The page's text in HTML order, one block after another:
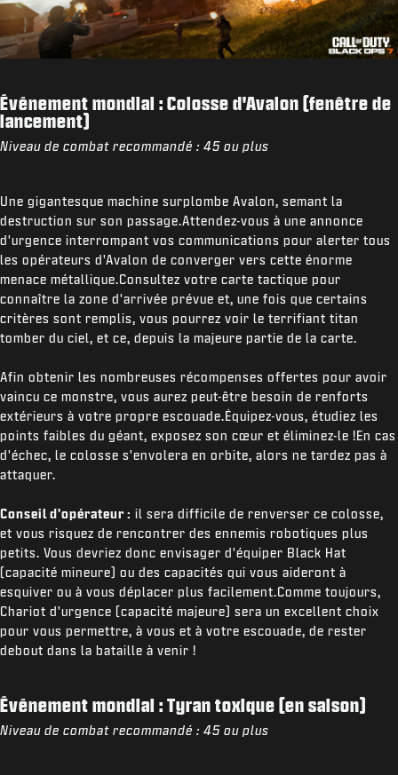
Événement mondial : Colosse d'Avalon (fenêtre de
lancement)
Niveau de combat recommandé : 45 ou plus
Une gigantesque machine surplombe Avalon, semant la
destruction sur son passage.Attendez-vous à une annonce
d'urgence interrompant vos communications pour alerter tous
les opérateurs d'Avalon de converger vers cette énorme
menace métallique.Consultez votre carte tactique pour
connaître la zone d'arrivée prévue et, une fois que certains
critères sont remplis, vous pourrez voir le terrifiant titan
tomber du ciel, et ce, depuis la majeure partie de la carte.
Afin obtenir les nombreuses récompenses offertes pour avoir
vaincu ce monstre, vous aurez peut-être besoin de renforts
extérieurs à votre propre escouade.Équipez-vous, étudiez les
points faibles du géant, exposez son cœur et éliminez-le !En cas
d'échec, le colosse s'envolera en orbite, alors ne tardez pas à
attaquer.
Conseil d'opérateur : il sera difficile de renverser ce colosse,
et vous risquez de rencontrer des ennemis robotiques plus
petits. Vous devriez donc envisager d'équiper Black Hat
(capacité mineure) ou des capacités qui vous aideront à
esquiver ou à vous déplacer plus facilement.Comme toujours,
Chariot d'urgence (capacité majeure) sera un excellent choix
pour vous permettre, à vous et à votre escouade, de rester
debout dans la bataille à venir !
Événement mondial : Tyran toxique (en saison)
Niveau de combat recommandé : 45 ou plus